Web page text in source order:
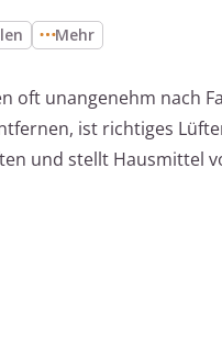
Mehr
oft unangenehm nach
ist richtiges
und stellt Hausmittel